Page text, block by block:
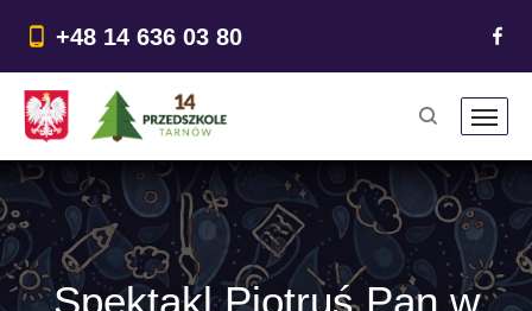
treści
+48 14 636 03 80
Spektakl Piotruś Pan w